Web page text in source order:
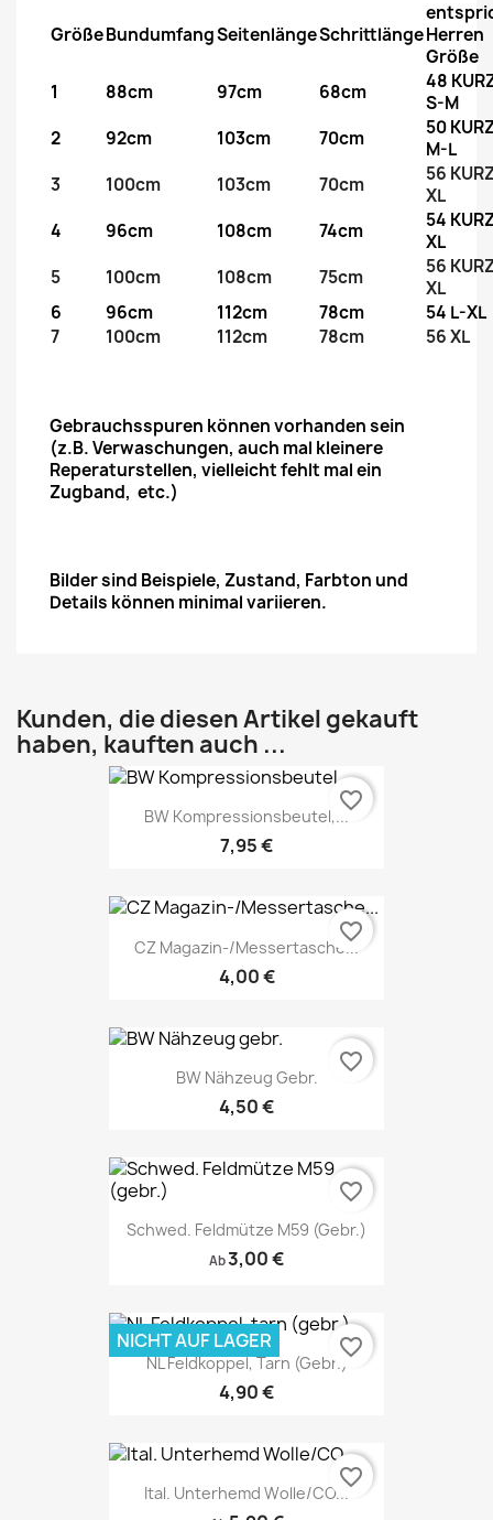
GrößeBundumfangSeitenlängeSchrittlängeHerren
Größe
1
88cm 97cm 68cm
48
S-M
2
92cm 103cm 70cm
50
M-L
3
100cm 103cm 70cm
56
XL
4
96cm 108cm 74cm
54
XL
5
100cm 108cm 75cm
56
XL
6
96cm 112cm 78cm
54 L-XL
7
100cm 112cm 78cm 56 XL
Gebrauchsspuren können vorhanden sein
(z.B. Verwaschungen, auch mal kleinere
Reperaturstellen, vielleicht fehlt mal ein
Zugband, etc.)
Bilder sind Beispiele, Zustand, Farbton und
Details können minimal variieren.
Kunden, die diesen Artikel gekauft
haben, kauften auch ...
BW Kompressionsbeutel,...
7,95 €
favorite_border
CZ Magazin-/Messertasche...
4,00 €
favorite_border
BW Nähzeug Gebr.
4,50 €
favorite_border
Schwed. Feldmütze M59 (gebr.)
Ab3,00 €
favorite_border
NL Feldkoppel, Tarn (gebr.)
4,90 €
NICHT AUF LAGER favorite_border
Ital. Unterhemd Wolle/CO...
favorite_border